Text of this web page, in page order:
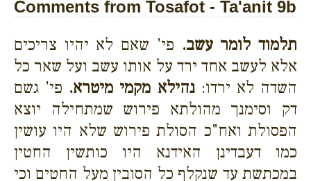
Comments from Tosafot - Ta'anit 9b
תלמוד לומר עשב. פי' שאם לא יהיו צריכים
אלא לעשב אחד ירד על אותו עשב ועל שאר כל
השדה לא ירדו:נהילא מקמי מיטרא. פי' גשם
דק וסימנך מהולתא פירוש שמתחילה יוצא
הפסולת ואח"כ הסולת פירוש שלא היו עושין
כמו דעבדינן האידנא היו כותשין החטין
במכתשת עד שנקלף כל הסובין מעל החטים וכי